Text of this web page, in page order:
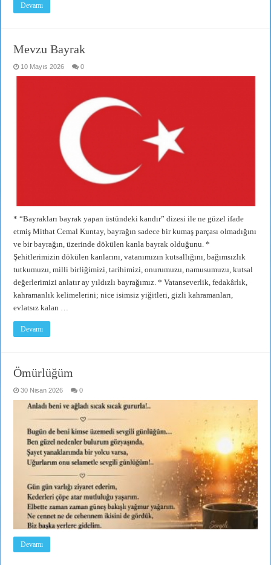
Devamı
Mevzu Bayrak
10 Mayıs 2026 0
* “Bayrakları bayrak yapan üstündeki kandır” dizesi ile ne güzel ifade
etmiş Mithat Cemal Kuntay, bayrağın sadece bir kumaş parçası olmadığını
ve bir bayrağın, üzerinde dökülen kanla bayrak olduğunu. *
Şehitlerimizin dökülen kanlarını, vatanımızın kutsallığını, bağımsızlık
tutkumuzu, milli birliğimizi, tarihimizi, onurumuzu, namusumuzu, kutsal
değerlerimizi anlatır ay yıldızlı bayrağımız. * Vatanseverlik, fedakârlık,
kahramanlık kelimelerini; nice isimsiz yiğitleri, gizli kahramanları,
evlatsız kalan …
Devamı
Ömürlüğüm
30 Nisan 2026 0
Devamı